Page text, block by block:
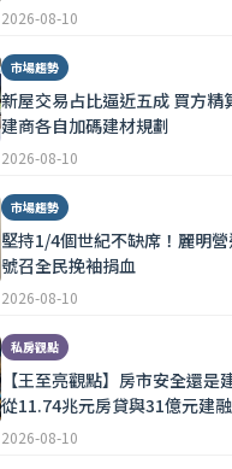
2026-08-10
市場趨勢
新屋交易占比逼近五成 買方精
建商各自加碼建材規劃
2026-08-10
市場趨勢
堅持1/4個世紀不缺席！麗明
號召全民挽袖捐血
2026-08-10
私房觀點
【王至亮觀點】房市安全還是
從11.74兆元房貸與31億元建
風險
2026-08-10